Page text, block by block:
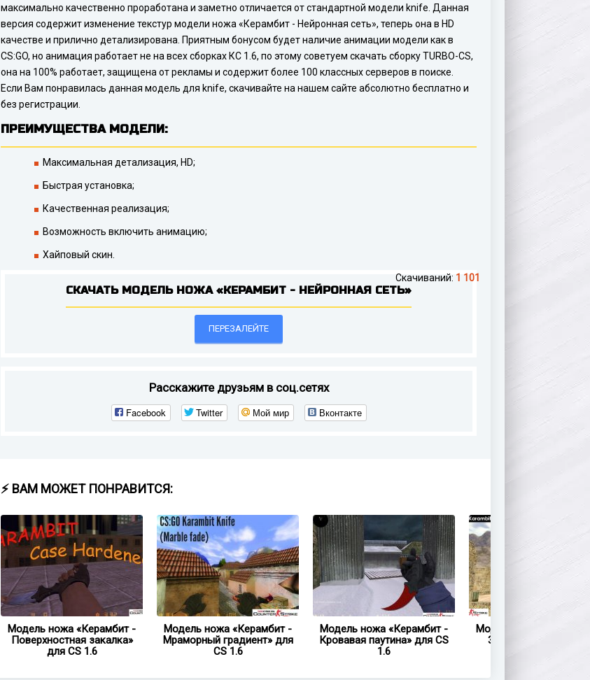
максимально качественно проработана и заметно отличается от стандартной модели knife. Данная
версия содержит изменение текстур модели ножа «Керамбит - Нейронная сеть», теперь она в HD
качестве и прилично детализирована. Приятным бонусом будет наличие анимации модели как в
CS:GO, но анимация работает не на всех сборках КС 1.6, по этому советуем скачать сборку TURBO-CS,
она на 100% работает, защищена от рекламы и содержит более 100 классных серверов в поиске.
Если Вам понравилась данная модель для knife, скачивайте на нашем сайте абсолютно бесплатно и
без регистрации.
ПРЕИМУЩЕСТВА МОДЕЛИ:
Максимальная детализация, HD;
Быстрая установка;
Качественная реализация;
Возможность включить анимацию;
Хайповый скин.
Скачиваний: 1 101
СКАЧАТЬ МОДЕЛЬ НОЖА «КЕРАМБИТ - НЕЙРОННАЯ СЕТЬ»
ПЕРЕЗАЛЕЙТЕ
Расскажите друзьям в соц.сетях
Facebook Twitter Мой мир Вконтакте
⚡ ВАМ МОЖЕТ ПОНРАВИТСЯ:
Модель ножа «Керамбит -
Поверхностная закалка»
для CS 1.6
Модель ножа «Керамбит -
Мраморный градиент» для
CS 1.6
Модель ножа «Керамбит -
Кровавая паутина» для CS
1.6
Модель ножа
Зуб тигра» для CS